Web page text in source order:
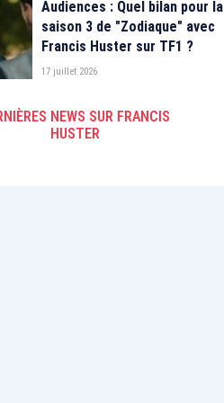
Audiences : Quel bilan pour la
saison 3 de "Zodiaque" avec
Francis Huster sur TF1 ?
17 juillet 2026
NEWS SUR FRANCIS
HUSTER